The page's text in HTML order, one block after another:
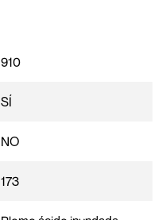
910
SÍ
NO
173